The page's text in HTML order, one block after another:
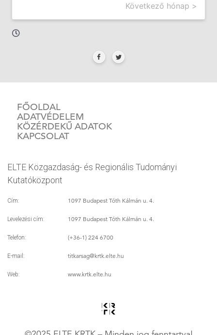
Következő hónap >
FŐOLDAL
ADATVÉDELEM
KÖZÉRDEKŰ ADATOK
KAPCSOLAT
ELTE Közgazdaság- és Regionális Tudományi
Kutatóközpont
Cím: 1097 Budapest Tóth Kálmán u. 4.
Levelezési cím: 1097 Budapest Tóth Kálmán u. 4.
Telefon: (+36-1) 224 6700
E-mail: titkarsag@krtk.elte.hu
Web: www.krtk.elte.hu